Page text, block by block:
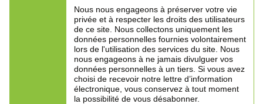
Nous nous engageons à préserver votre vie
privée et à respecter les droits des utilisateurs
de ce site. Nous collectons uniquement les
données personnelles fournies volontairement
lors de l'utilisation des services du site. Nous
nous engageons à ne jamais divulguer vos
données personnelles à un tiers. Si vous avez
choisi de recevoir notre lettre d’information
électronique, vous conservez à tout moment
la possibilité de vous désabonner.